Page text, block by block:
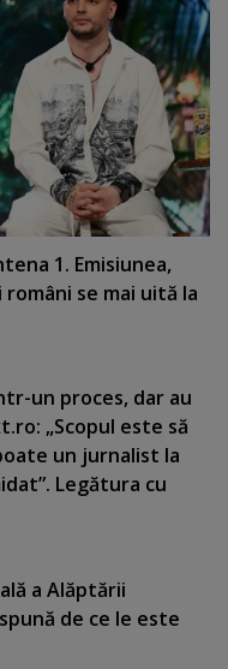
1. Emisiunea,
se mai uită la
un proces, dar au
„Scopul este să
un jurnalist la
Legătura cu
a Alăptării
de ce le este